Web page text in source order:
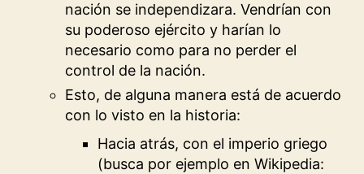
nación se independizara. Vendrían con
su poderoso ejército y harían lo
necesario como para no perder el
control de la nación.
Esto, de alguna manera está de acuerdo
con lo visto en la historia:
Hacia atrás, con el imperio griego
(busca por ejemplo en Wikipedia: